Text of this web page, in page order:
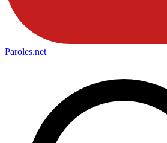
Paroles.net